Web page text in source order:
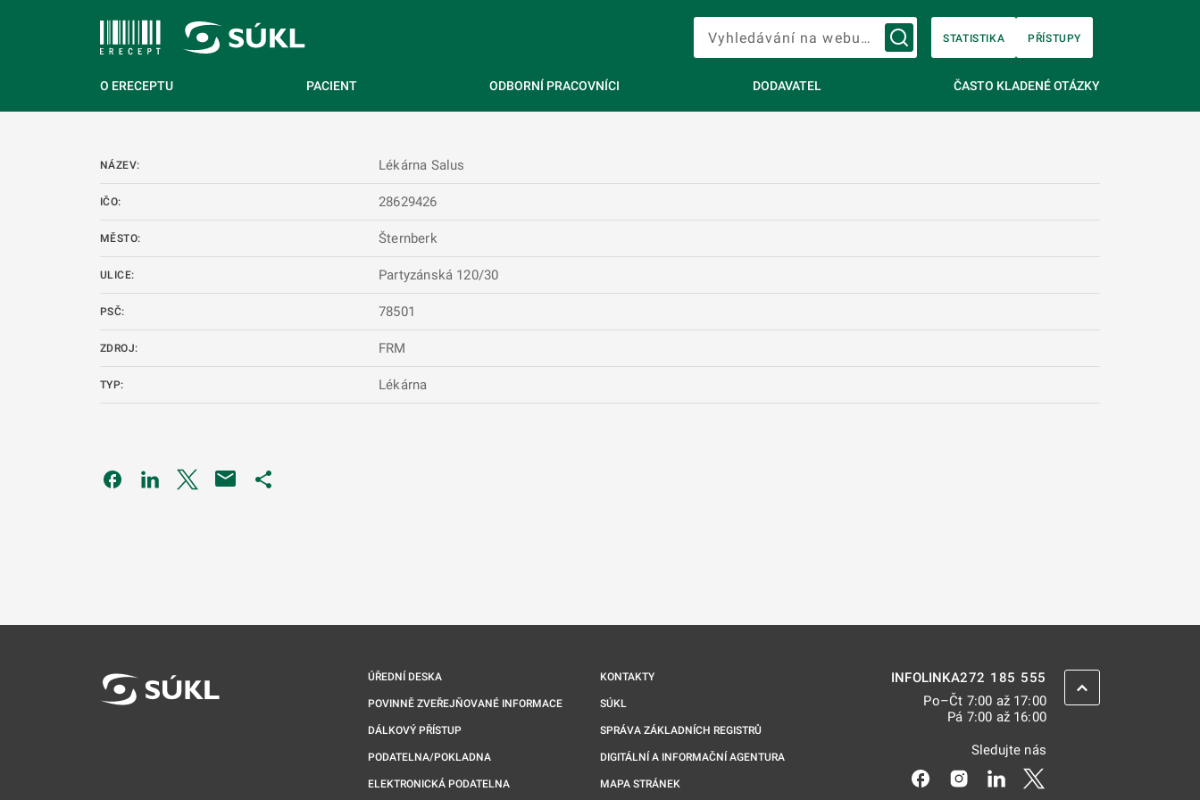
Vyhledávání na webu…
STATISTIKA PŘÍSTUPY
O ERECEPTU PACIENT ODBORNÍ PRACOVNÍCI DODAVATEL ČASTO KLADENÉ OTÁZKY
NÁZEV: Lékárna Salus
IČO: 28629426
MĚSTO: Šternberk
ULICE: Partyzánská 120/30
PSČ: 78501
ZDROJ: FRM
TYP: Lékárna
Odkaz se otevře na nové kartě
Odkaz se otevře na nové kartě
Odkaz se otevře na nové kartě
ÚŘEDNÍ DESKA
POVINNĚ ZVEŘEJŇOVANÉ INFORMACE
DÁLKOVÝ PŘÍSTUP
PODATELNA/POKLADNA
ELEKTRONICKÁ PODATELNA
KONTAKTY
SÚKL
SPRÁVA ZÁKLADNÍCH REGISTRŮ
DIGITÁLNÍ A INFORMAČNÍ AGENTURA
MAPA STRÁNEK
INFOLINKA272 185 555
Po–Čt 7:00 až 17:00
Pá 7:00 až 16:00
Sledujte nás
Odkaz se otevře na nové kartě
Odkaz se otevře na nové kartě
Odkaz se otevře na nové
ZPĚT NAHORU